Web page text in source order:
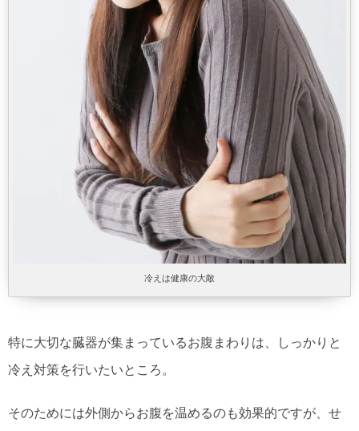
冷えは健康の大敵
特に大切な臓器が集まっているお腹まわりは、しっかりと
冷え対策を行いたいところ。
そのためには外側からお腹を温めるのも効果的ですが、せ